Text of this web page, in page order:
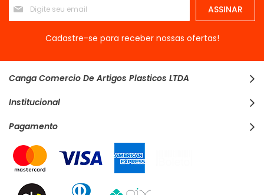
se
na
Newsletter:
ASSINAR
Cadastre-se para receber nossas ofertas!
Canga Comercio De Artigos Plasticos LTDA
Institucional
Pagamento